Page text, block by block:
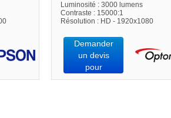
Luminosité : 3000 lumens
Contraste : 15000:1
Résolution : HD - 1920x1080
Demander
un devis
pour